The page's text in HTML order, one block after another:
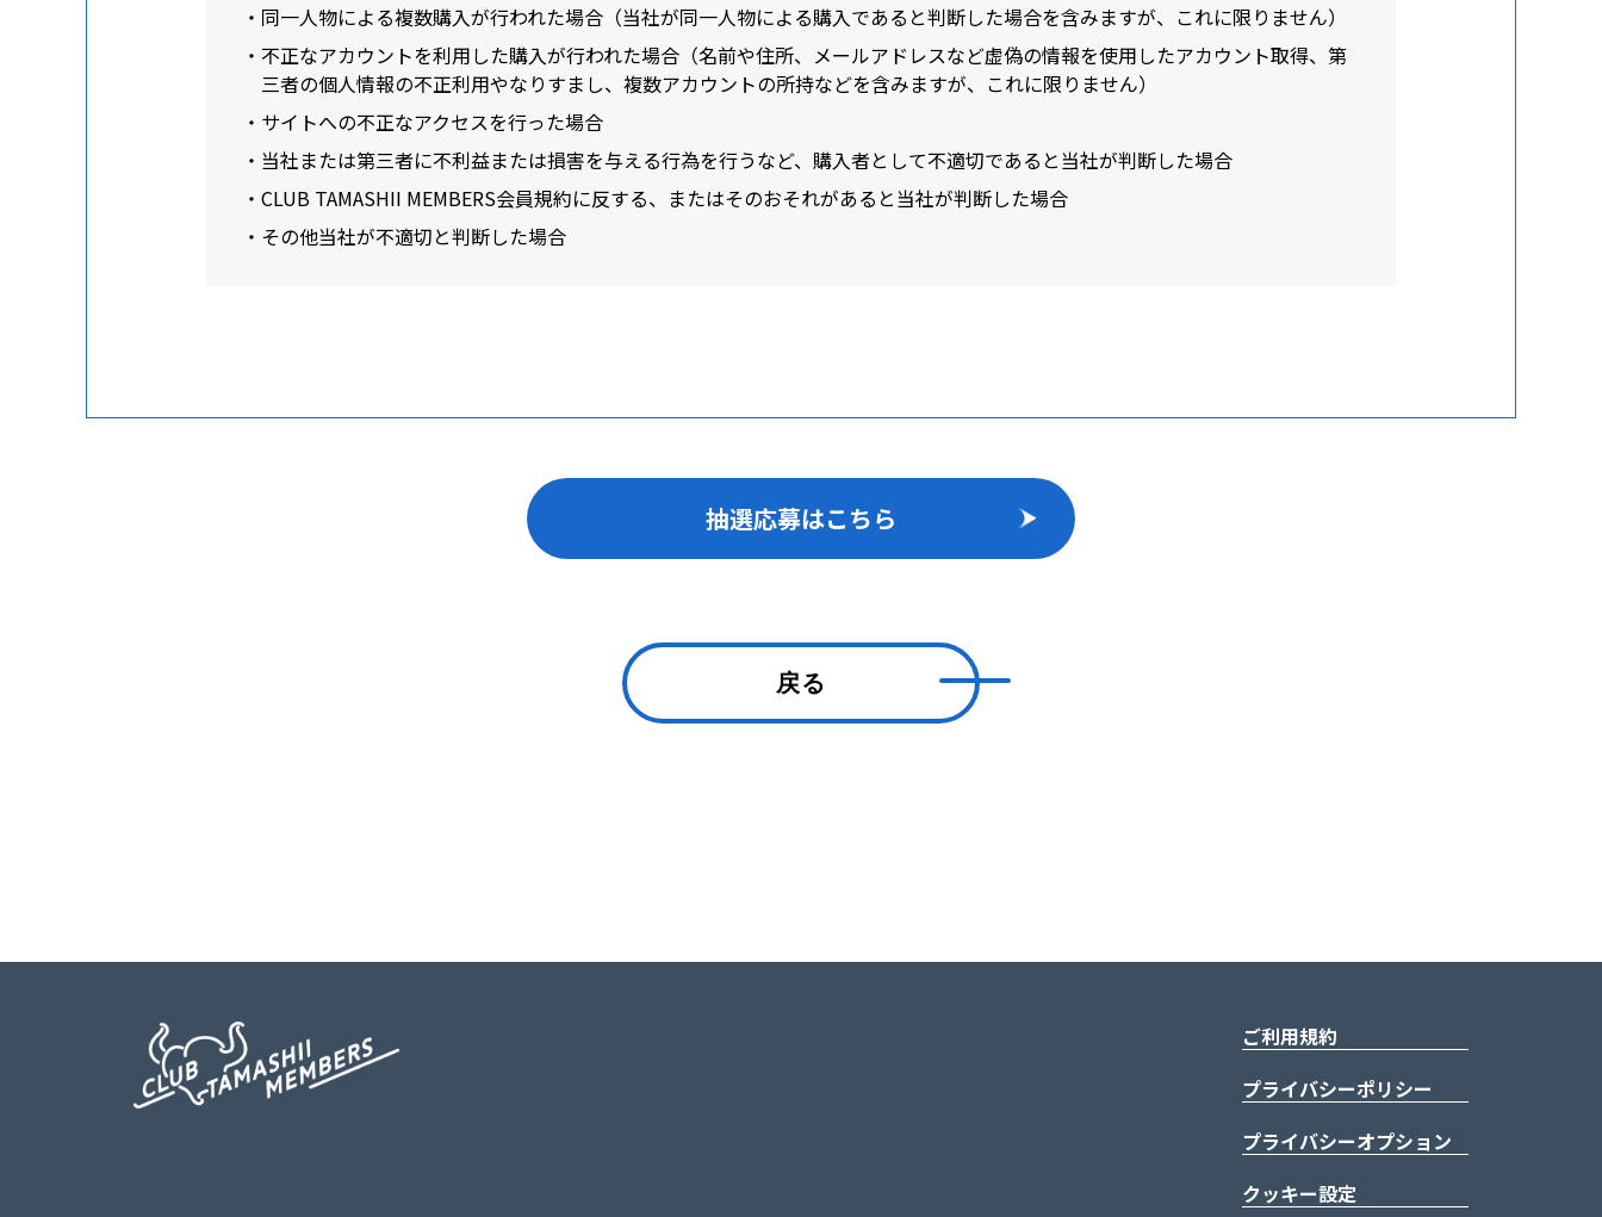
・同一人物による複数購入が行われた場合（当社が同一人物による購入であると判断した場合を含みますが、これに限りません）
・不正なアカウントを利用した購入が行われた場合（名前や住所、メールアドレスなど虚偽の情報を使用したアカウント取得、第
三者の個人情報の不正利用やなりすまし、複数アカウントの所持などを含みますが、これに限りません）
・サイトへの不正なアクセスを行った場合
・当社または第三者に不利益または損害を与える行為を行うなど、購入者として不適切であると当社が判断した場合
・CLUB TAMASHII MEMBERS会員規約に反する、またはそのおそれがあると当社が判断した場合
・その他当社が不適切と判断した場合
抽選応募はこちら
戻る
ご利用規約
プライバシーポリシー
プライバシーオプション
クッキー設定